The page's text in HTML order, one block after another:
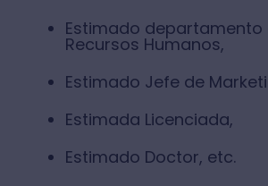
Estimado departamento
Recursos Humanos,
Estimado Jefe de
Estimada Licenciada,
Estimado Doctor, etc.